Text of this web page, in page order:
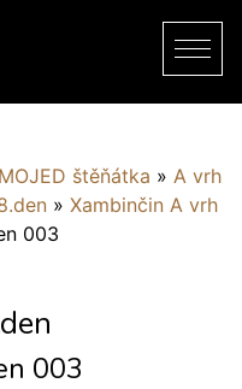
štěňátka » A vrh
» Xambinčin A vrh
003
003